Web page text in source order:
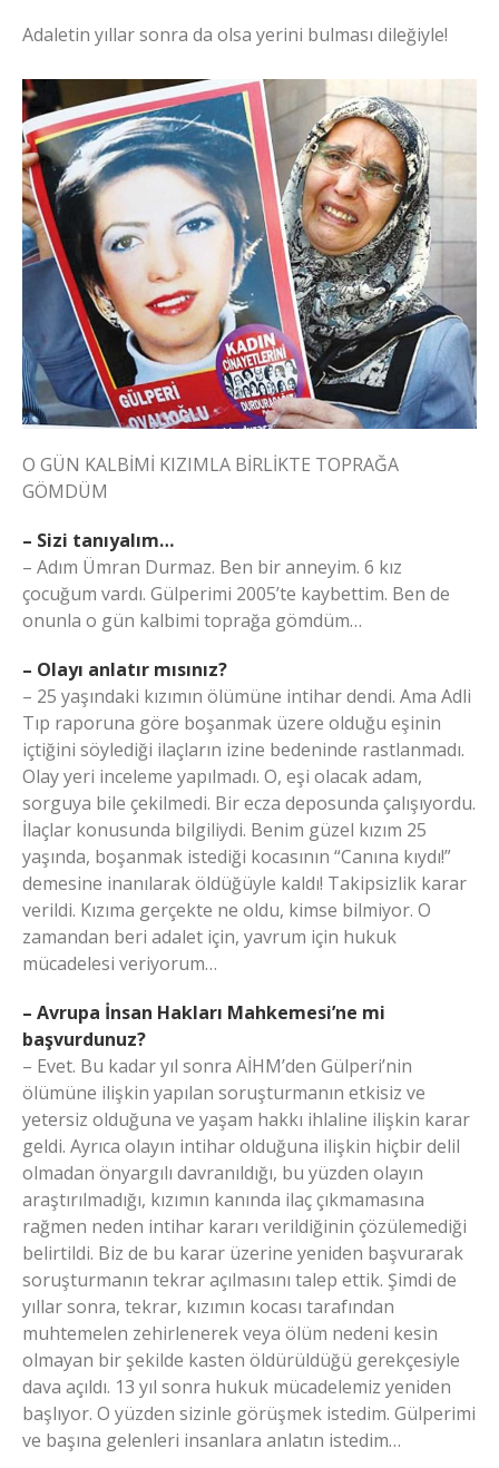
Adaletin yıllar sonra da olsa yerini bulması dileğiyle!
O GÜN KALBİMİ KIZIMLA BİRLİKTE TOPRAĞA
GÖMDÜM
– Sizi tanıyalım…
– Adım Ümran Durmaz. Ben bir anneyim. 6 kız
çocuğum vardı. Gülperimi 2005’te kaybettim. Ben de
onunla o gün kalbimi toprağa gömdüm…
– Olayı anlatır mısınız?
– 25 yaşındaki kızımın ölümüne intihar dendi. Ama Adli
Tıp raporuna göre boşanmak üzere olduğu eşinin
içtiğini söylediği ilaçların izine bedeninde rastlanmadı.
Olay yeri inceleme yapılmadı. O, eşi olacak adam,
sorguya bile çekilmedi. Bir ecza deposunda çalışıyordu.
İlaçlar konusunda bilgiliydi. Benim güzel kızım 25
yaşında, boşanmak istediği kocasının “Canına kıydı!”
demesine inanılarak öldüğüyle kaldı! Takipsizlik karar
verildi. Kızıma gerçekte ne oldu, kimse bilmiyor. O
zamandan beri adalet için, yavrum için hukuk
mücadelesi veriyorum…
– Avrupa İnsan Hakları Mahkemesi’ne mi
başvurdunuz?
– Evet. Bu kadar yıl sonra AİHM’den Gülperi’nin
ölümüne ilişkin yapılan soruşturmanın etkisiz ve
yetersiz olduğuna ve yaşam hakkı ihlaline ilişkin karar
geldi. Ayrıca olayın intihar olduğuna ilişkin hiçbir delil
olmadan önyargılı davranıldığı, bu yüzden olayın
araştırılmadığı, kızımın kanında ilaç çıkmamasına
rağmen neden intihar kararı verildiğinin çözülemediği
belirtildi. Biz de bu karar üzerine yeniden başvurarak
soruşturmanın tekrar açılmasını talep ettik. Şimdi de
yıllar sonra, tekrar, kızımın kocası tarafından
muhtemelen zehirlenerek veya ölüm nedeni kesin
olmayan bir şekilde kasten öldürüldüğü gerekçesiyle
dava açıldı. 13 yıl sonra hukuk mücadelemiz yeniden
başlıyor. O yüzden sizinle görüşmek istedim. Gülperimi
ve başına gelenleri insanlara anlatın istedim…